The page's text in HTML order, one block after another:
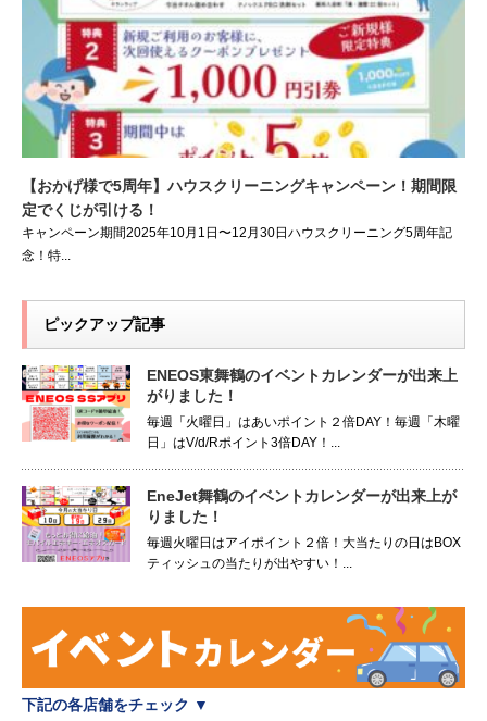
【おかげ様で5周年】ハウスクリーニングキャンペーン！期間限
定でくじが引ける！
キャンペーン期間2025年10月1日〜12月30日ハウスクリーニング5周年記
念！特...
ピックアップ記事
ENEOS東舞鶴のイベントカレンダーが出来上
がりました！
毎週「火曜日」はあいポイント２倍DAY！毎週「木曜
日」はV/d/Rポイント3倍DAY！...
EneJet舞鶴のイベントカレンダーが出来上が
りました！
毎週火曜日はアイポイント２倍！大当たりの日はBOX
ティッシュの当たりが出やすい！...
下記の各店舗をチェック ▼